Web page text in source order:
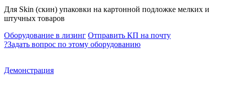
Для Skin (скин) упаковки на картонной подложке мелких и
штучных товаров
Оборудование в лизинг Отправить КП на почту
?Задать вопрос по этому оборудованию
Демонстрация